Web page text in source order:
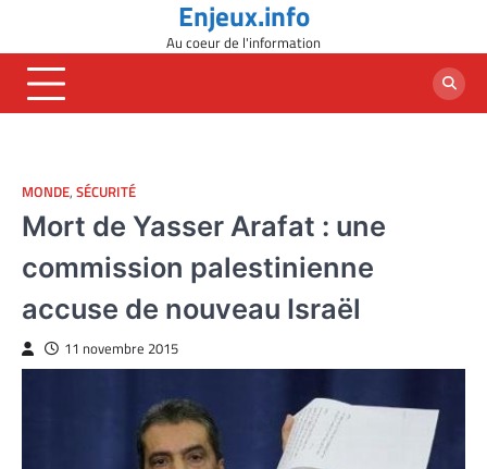
content
Enjeux.info
Au coeur de l'information
MONDE, SÉCURITÉ
Mort de Yasser Arafat : une
commission palestinienne
accuse de nouveau Israël
11 novembre 2015